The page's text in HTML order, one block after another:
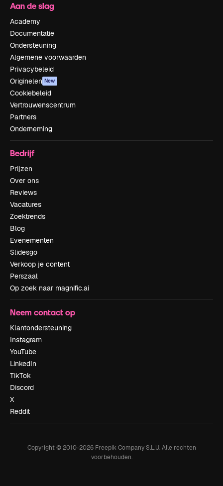
Aan de slag
Academy
Documentatie
Ondersteuning
Algemene voorwaarden
Privacybeleid
Originelen New
Cookiebeleid
Vertrouwenscentrum
Partners
Onderneming
Bedrijf
Prijzen
Over ons
Reviews
Vacatures
Zoektrends
Blog
Evenementen
Slidesgo
Verkoop je content
Perszaal
Op zoek naar magnific.ai
Neem contact op
Klantondersteuning
Instagram
YouTube
LinkedIn
TikTok
Discord
X
Reddit
Copyright © 2010-2026Freepik Company S.L.U. Alle rechten
voorbehouden.